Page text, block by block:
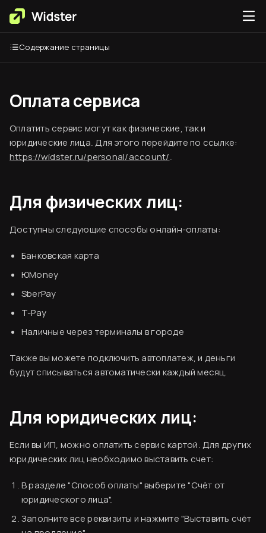
Оплата сервиса
Оплатить сервис могут как физические, так и
юридические лица. Для этого перейдите по ссылке:
https://widster.ru/personal/account/.
Для физических лиц:
Доступны следующие способы онлайн-оплаты:
Банковская карта
ЮMoney
SberPay
T-Pay
Наличные через терминалы в городе
Также вы можете подключить автоплатеж, и деньги
будут списываться автоматически каждый месяц.
Для юридических лиц:
Если вы ИП, можно оплатить сервис картой. Для других
юридических лиц необходимо выставить счет:
В разделе "Способ оплаты" выберите "Счёт от
юридического лица".
Заполните все реквизиты и нажмите "Выставить счёт
Содержание страницы
Согласен